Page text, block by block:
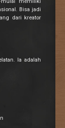
memiliki
Bisa jadi
dari kreator
Ia adalah